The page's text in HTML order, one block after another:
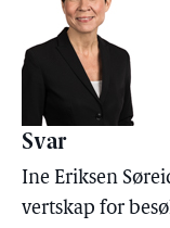
Svar
Ine Eriksen
vertskap for